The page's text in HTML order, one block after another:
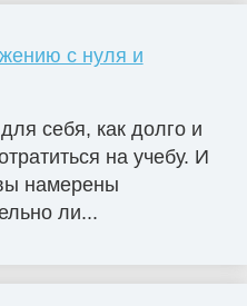
с нуля и
себя, как долго и
на учебу. И
намерены
ли...